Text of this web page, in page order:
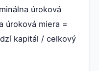
úroková
úroková miera =
kapitál / celkový